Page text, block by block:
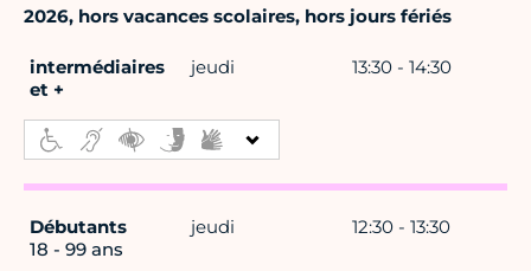
2026, hors vacances scolaires, hors jours fériés
intermédiaires
et +
jeudi 13:30 - 14:30
Débutants
18 - 99 ans
jeudi 12:30 - 13:30